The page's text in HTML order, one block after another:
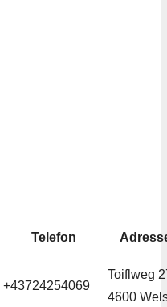
Telefon
+43724254069
Toiflweg
4600